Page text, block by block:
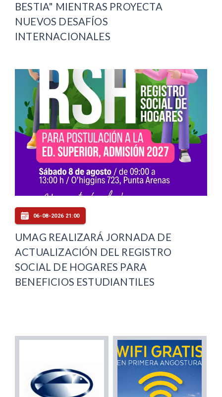
BESTIA" MIENTRAS PROYECTA
NUEVOS DESAFÍOS
INTERNACIONALES
06-08-2026 21:00
UMAG REALIZARÁ JORNADA DE
ACTUALIZACIÓN DEL REGISTRO
SOCIAL DE HOGARES PARA
BENEFICIOS ESTUDIANTILES